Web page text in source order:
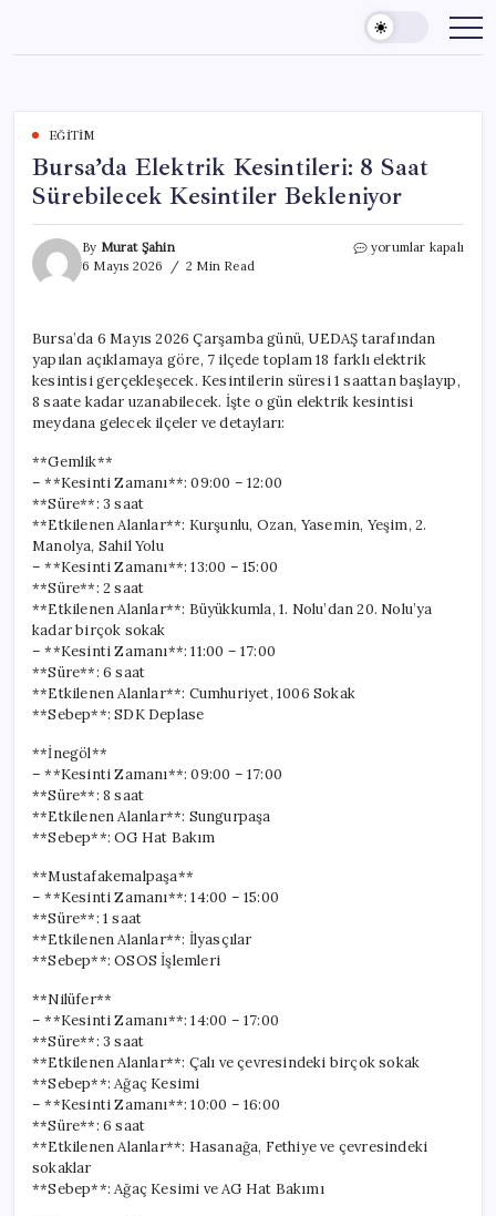
content
EĞITIM
Bursa’da Elektrik Kesintileri: 8 Saat
Sürebilecek Kesintiler Bekleniyor
By Murat Şahin
6 Mayıs 2026
2 Min Read
Bursa’da
Sürebilecek
Kesintiler
Bekleniyor
için
yorumlar kapalı
Bursa’da 6 Mayıs 2026 Çarşamba günü, UEDAŞ tarafından
yapılan açıklamaya göre, 7 ilçede toplam 18 farklı elektrik
kesintisi gerçekleşecek. Kesintilerin süresi 1 saattan başlayıp,
8 saate kadar uzanabilecek. İşte o gün elektrik kesintisi
meydana gelecek ilçeler ve detayları:
**Gemlik**
– **Kesinti Zamanı**: 09:00 – 12:00
**Süre**: 3 saat
**Etkilenen Alanlar**: Kurşunlu, Ozan, Yasemin, Yeşim, 2.
Manolya, Sahil Yolu
– **Kesinti Zamanı**: 13:00 – 15:00
**Süre**: 2 saat
**Etkilenen Alanlar**: Büyükkumla, 1. Nolu’dan 20. Nolu’ya
kadar birçok sokak
– **Kesinti Zamanı**: 11:00 – 17:00
**Süre**: 6 saat
**Etkilenen Alanlar**: Cumhuriyet, 1006 Sokak
**Sebep**: SDK Deplase
**İnegöl**
– **Kesinti Zamanı**: 09:00 – 17:00
**Süre**: 8 saat
**Etkilenen Alanlar**: Sungurpaşa
**Sebep**: OG Hat Bakım
**Mustafakemalpaşa**
– **Kesinti Zamanı**: 14:00 – 15:00
**Süre**: 1 saat
**Etkilenen Alanlar**: İlyasçılar
**Sebep**: OSOS İşlemleri
**Nilüfer**
– **Kesinti Zamanı**: 14:00 – 17:00
**Süre**: 3 saat
**Etkilenen Alanlar**: Çalı ve çevresindeki birçok sokak
**Sebep**: Ağaç Kesimi
– **Kesinti Zamanı**: 10:00 – 16:00
**Süre**: 6 saat
**Etkilenen Alanlar**: Hasanağa, Fethiye ve çevresindeki
sokaklar
**Sebep**: Ağaç Kesimi ve AG Hat Bakımı